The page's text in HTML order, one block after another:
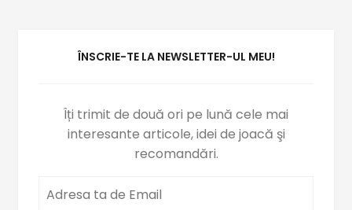
ÎNSCRIE-TE LA NEWSLETTER-UL MEU!
Îți trimit de două ori pe lună cele mai
interesante articole, idei de joacă şi
recomandări.